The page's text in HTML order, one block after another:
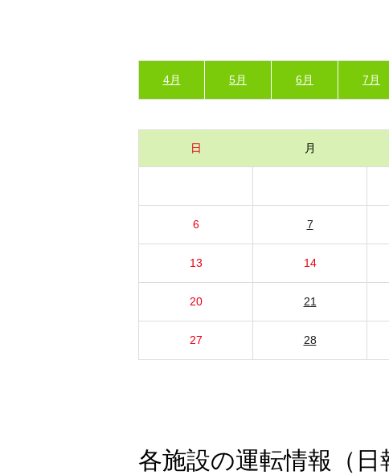
4月 5月 6月 7月
日 月
6 7
13 14
20 21
27 28
各施設の運転情報（日